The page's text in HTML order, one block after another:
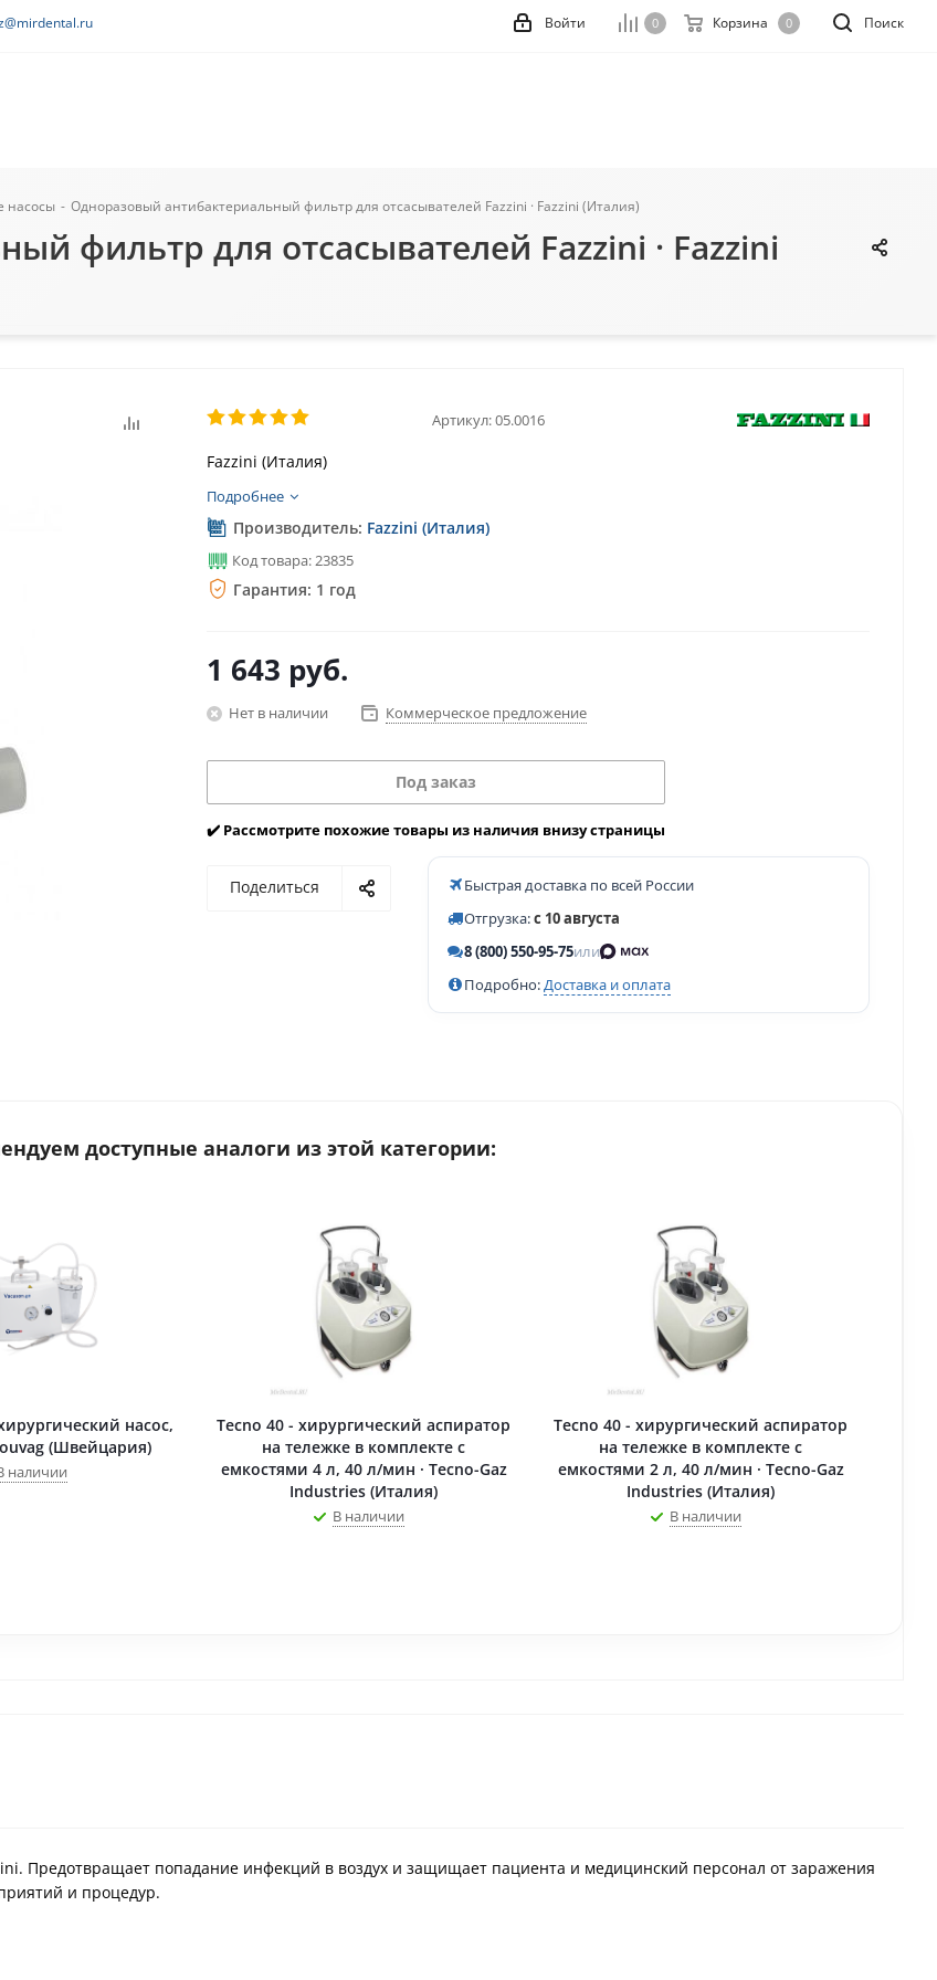
Поиск
0 Корзина 0
Войти
насосы - Одноразовый антибактериальный фильтр для отсасывателей Fazzini · Fazzini (Италия)
фильтр для отсасывателей Fazzini · Fazzini
Артикул:05.0016
Fazzini (Италия)
Подробнее
Производитель: Fazzini (Италия)
Код товара: 23835
Гарантия: 1 год
1 643 руб.
Нет в наличии Коммерческое предложение
Под заказ
✔️ Рассмотрите похожие товары из наличия внизу страницы
Поделиться
Быстрая доставка по всей России
Отгрузка:с 10 августа
8 (800) 550-95-75или
Подробно:Доставка и оплата
доступные аналоги из этой категории:
насос,
(Швейцария)
наличии
Tecno 40 - хирургический аспиратор
на тележке в комплекте с
емкостями 4 л, 40 л/мин · Tecno-Gaz
Industries (Италия)
В наличии
Tecno 40 - хирургический аспиратор
на тележке в комплекте с
емкостями 2 л, 40 л/мин · Tecno-Gaz
Industries (Италия)
В наличии
Предотвращает попадание инфекций в воздух и защищает пациента и медицинский персонал от заражения
и процедур.